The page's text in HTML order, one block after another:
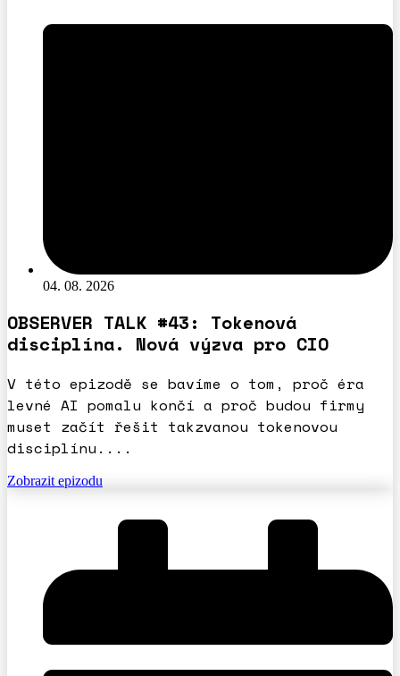
04. 08. 2026
OBSERVER TALK #43: Tokenová
disciplína. Nová výzva pro CIO
V této epizodě se bavíme o tom, proč éra
levné AI pomalu končí a proč budou firmy
muset začít řešit takzvanou tokenovou
disciplínu....
Zobrazit epizodu